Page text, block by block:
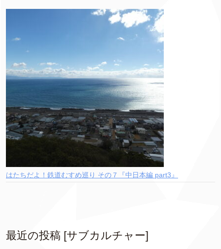
はたちだよ！鉄道むすめ巡り その７『中日本編 part3』
最近の投稿 [サブカルチャー]